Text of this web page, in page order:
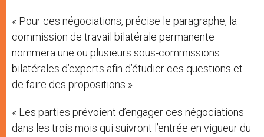
« Pour ces négociations, précise le paragraphe, la
commission de travail bilatérale permanente
nommera une ou plusieurs sous-commissions
bilatérales d’experts afin d’étudier ces questions et
de faire des propositions ».
« Les parties prévoient d’engager ces négociations
dans les trois mois qui suivront l’entrée en vigueur du